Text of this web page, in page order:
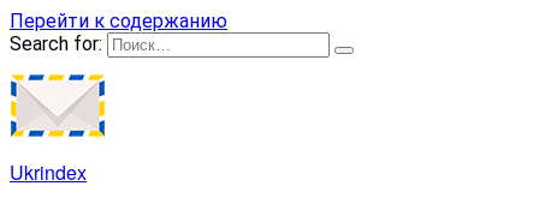
Перейти к содержанию
Search for:
Ukrindex